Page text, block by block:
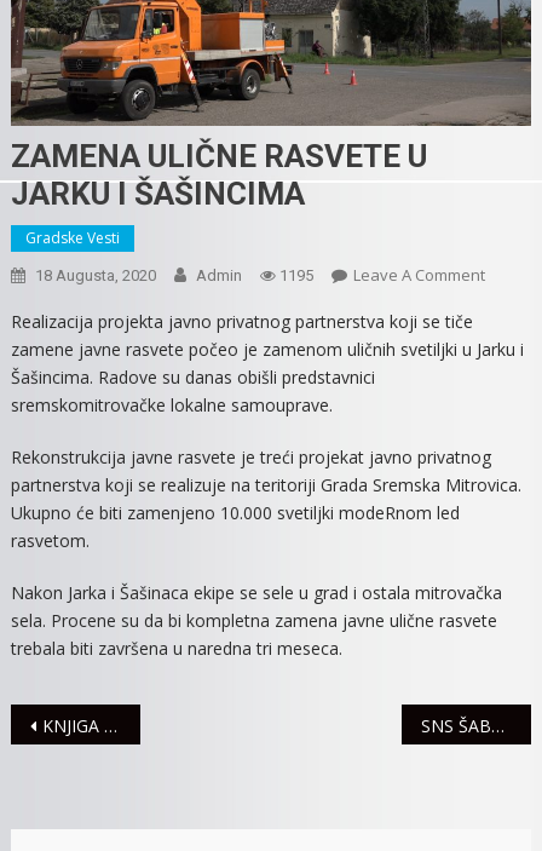
ZAMENA ULIČNE RASVETE U
JARKU I ŠAŠINCIMA
Gradske Vesti
18 Augusta, 2020 Admin 1195 Leave A CommentOn
Realizacija projekta javno privatnog partnerstva koji se tiče
zamene javne rasvete počeo je zamenom uličnih svetiljki u Jarku i
Šašincima. Radove su danas obišli predstavnici
sremskomitrovačke lokalne samouprave.
Rekonstrukcija javne rasvete je treći projekat javno privatnog
partnerstva koji se realizuje na teritoriji Grada Sremska Mitrovica.
Ukupno će biti zamenjeno 10.000 svetiljki modeRnom led
rasvetom.
Nakon Jarka i Šašinaca ekipe se sele u grad i ostala mitrovačka
sela. Procene su da bi kompletna zamena javne ulične rasvete
trebala biti završena u naredna tri meseca.
Navigacija
KNJIGA PETERA HANDKEA „ISTORIJA IZA PRIPOVESTI – ESEJI O JUGOSLAVIJI“ U IZDANJU „PROMETEJA“ SNS ŠABAC: Uskoro očekuju ponavljanje izbora na 27 izbornih mesta